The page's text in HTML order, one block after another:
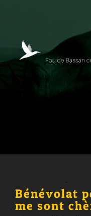
Bénévolat
me sont